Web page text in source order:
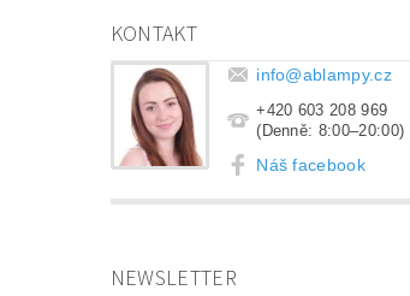
KONTAKT
info@ablampy.cz
+420 603 208 969
(Denně: 8:00–20:00)
Náš facebook
NEWSLETTER